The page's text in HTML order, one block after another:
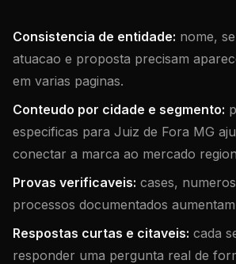
Consistencia de entidade: nome,
atuacao e proposta precisam
em varias paginas.
Conteudo por cidade e segmento:
especificas para Juiz de Fora MG
conectar a marca ao mercado
Provas verificaveis: cases,
processos documentados
Respostas curtas e citaveis: cada
responder uma pergunta real de